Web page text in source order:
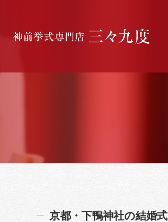
京都・下鴨神社の結婚式